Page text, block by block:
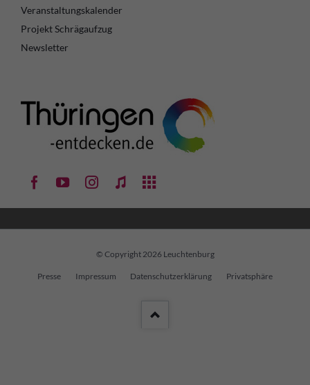
Veranstaltungskalender
Projekt Schrägaufzug
Newsletter
© Copyright 2026 Leuchtenburg
Navigation
Presse Impressum Datenschutzerklärung Privatsphäre